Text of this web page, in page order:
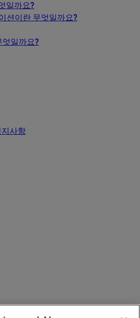
일까요?
션이란 무엇일까요?
일까요?
지사항